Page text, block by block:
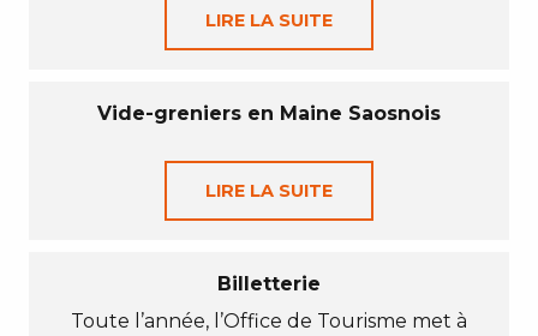
LIRE LA SUITE
Vide-greniers en Maine Saosnois
LIRE LA SUITE
Billetterie
Toute l’année, l’Office de Tourisme met à